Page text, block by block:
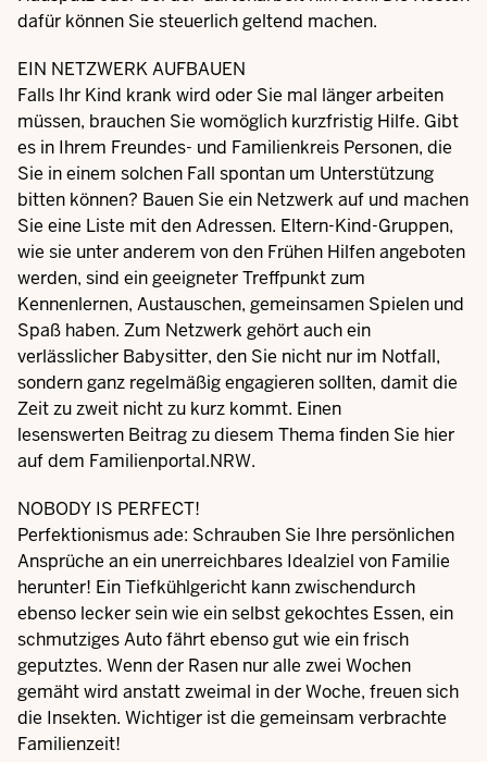
dafür können Sie steuerlich geltend machen.
EIN NETZWERK AUFBAUEN
Falls Ihr Kind krank wird oder Sie mal länger arbeiten
müssen, brauchen Sie womöglich kurzfristig Hilfe. Gibt
es in Ihrem Freundes- und Familienkreis Personen, die
Sie in einem solchen Fall spontan um Unterstützung
bitten können? Bauen Sie ein Netzwerk auf und machen
Sie eine Liste mit den Adressen. Eltern-Kind-Gruppen,
wie sie unter anderem von den Frühen Hilfen angeboten
werden, sind ein geeigneter Treffpunkt zum
Kennenlernen, Austauschen, gemeinsamen Spielen und
Spaß haben. Zum Netzwerk gehört auch ein
verlässlicher Babysitter, den Sie nicht nur im Notfall,
sondern ganz regelmäßig engagieren sollten, damit die
Zeit zu zweit nicht zu kurz kommt. Einen
lesenswerten Beitragzu diesem Thema finden Sie hier
auf dem Familienportal.NRW.
NOBODY IS PERFECT!
Perfektionismus ade: Schrauben Sie Ihre persönlichen
Ansprüche an ein unerreichbares Idealziel von Familie
herunter! Ein Tiefkühlgericht kann zwischendurch
ebenso lecker sein wie ein selbst gekochtes Essen, ein
schmutziges Auto fährt ebenso gut wie ein frisch
geputztes. Wenn der Rasen nur alle zwei Wochen
gemäht wird anstatt zweimal in der Woche, freuen sich
die Insekten. Wichtiger ist die gemeinsam verbrachte
Familienzeit!